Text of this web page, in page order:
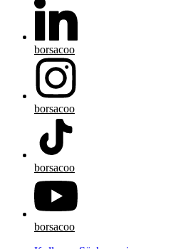
borsacoo
borsacoo
borsacoo
borsacoo